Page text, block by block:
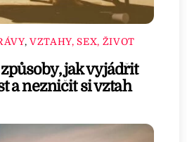
, VZTAHY, SEX, ŽIVOT
jak vyjádřit
a nezničit si vztah